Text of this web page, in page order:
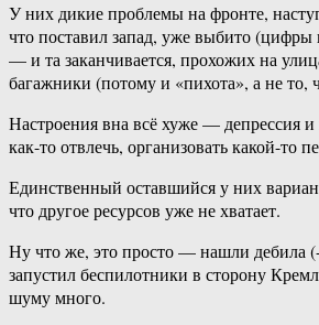
У них дикие проблемы на фронте,
что поставил запад, уже выбито
— и та заканчивается, прохожих на
багажники (потому и «пихота», а не то,
Настроения вна всё хуже — депрессия
как-то отвлечь, организовать какой-то
Единственный оставшийся у них
что другое ресурсов уже не хватает.
Ну что же, это просто — нашли дебила
запустил беспилотники в сторону
шуму много.